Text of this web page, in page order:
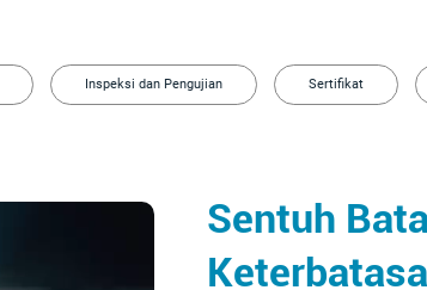
Inspeksi dan Pengujian Sertifikat
Sentuh